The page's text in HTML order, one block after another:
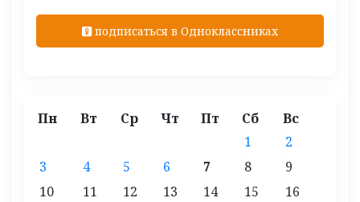
подписаться в Одноклассниках
Пн Вт Ср Чт Пт Сб Вс
1
2
3
4 5 6 7 8
9
10
11 12 13 14 15
16